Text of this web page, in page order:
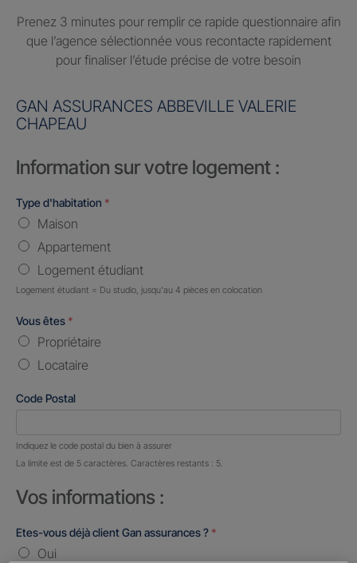
Prenez 3 minutes pour remplir ce rapide questionnaire afin
que l’agence sélectionnée vous recontacte rapidement
pour finaliser l’étude précise de votre besoin
GAN ASSURANCES ABBEVILLE VALERIE
CHAPEAU
Information sur votre logement :
Type d'habitation *
Maison
Appartement
Logement étudiant
Logement étudiant = Du studio, jusqu'au 4 pièces en colocation
Vous êtes *
Propriétaire
Locataire
Code Postal
Nombre de caractères restants :
Indiquez le code postal du bien à assurer
La limite est de 5 caractères. Caractères restants : 5.
Vos informations :
Etes-vous déjà client Gan assurances ? *
Oui